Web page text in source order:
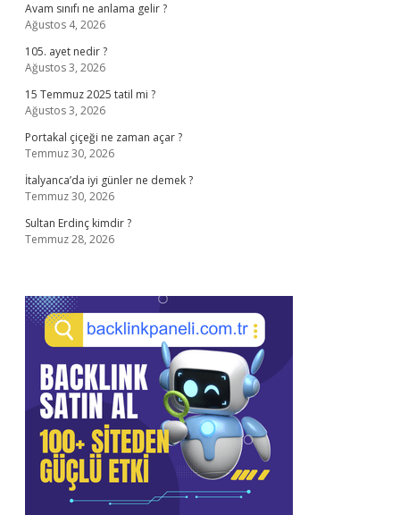
Avam sınıfı ne anlama gelir ?
Ağustos 4, 2026
105. ayet nedir ?
Ağustos 3, 2026
15 Temmuz 2025 tatil mi ?
Ağustos 3, 2026
Portakal çiçeği ne zaman açar ?
Temmuz 30, 2026
İtalyanca’da iyi günler ne demek ?
Temmuz 30, 2026
Sultan Erdinç kimdir ?
Temmuz 28, 2026